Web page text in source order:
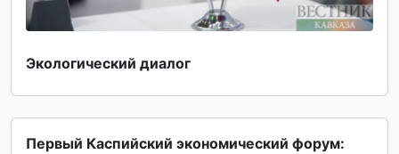
Экологический диалог
Первый Каспийский экономический форум: